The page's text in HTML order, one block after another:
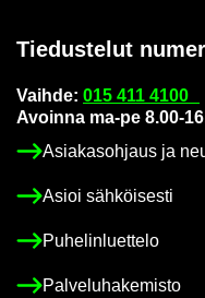
Tie­dus­te­lut
Vaih­de: 015 411 4100
Avoin­na ma-pe 8.00-
Asia­kas­oh­jaus ja
Asioi säh­köi­ses­ti
Pu­he­lin­luet­te­lo
Pal­ve­lu­ha­ke­mis­to